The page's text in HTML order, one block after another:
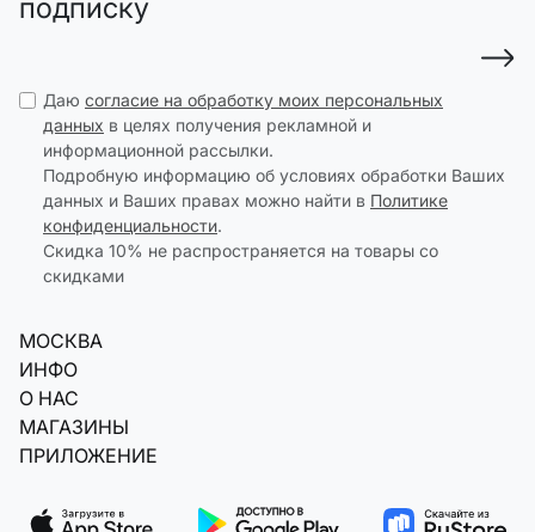
подписку
Даю согласие на обработку моих персональных
данных в целях получения рекламной и
информационной рассылки.
Подробную информацию об условиях обработки Ваших
данных и Ваших правах можно найти в Политике
конфиденциальности.
Скидка 10% не распространяется на товары со
скидками
МОСКВА
ИНФО
О НАС
МАГАЗИНЫ
ПРИЛОЖЕНИЕ